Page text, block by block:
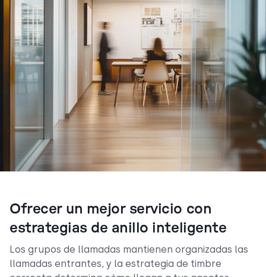
Ofrecer un mejor servicio con
estrategias de anillo inteligente
Los grupos de llamadas mantienen organizadas las
llamadas entrantes, y la estrategia de timbre